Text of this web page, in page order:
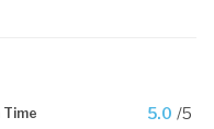
Time 5.0 /5